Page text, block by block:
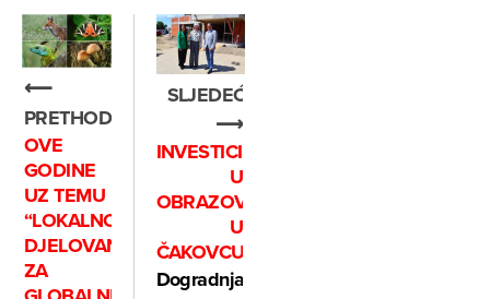
⟵
PRETHODNO
OVE
GODINE
UZ TEMU
“LOKALNO
DJELOVANJE
ZA
SLJEDEĆE
⟶
INVESTICIJE
U
OBRAZOVANJE
U
ČAKOVCU
Dogradnja